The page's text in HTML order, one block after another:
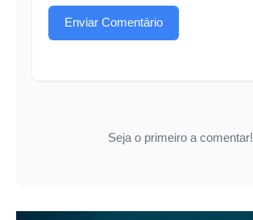
Enviar Comentário
Seja o primeiro a comentar!